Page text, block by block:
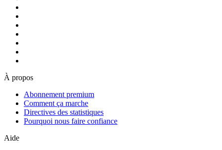
À propos
Abonnement premium
Comment ça marche
Directives des statistiques
Pourquoi nous faire confiance
Aide